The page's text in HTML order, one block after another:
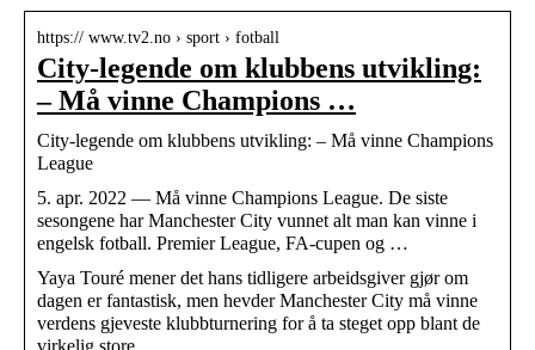
https:// www.tv2.no › sport › fotball
City-legende om klubbens utvikling:
– Må vinne Champions …
City-legende om klubbens utvikling: – Må vinne Champions
League
5. apr. 2022 — Må vinne Champions League. De siste
sesongene har Manchester City vunnet alt man kan vinne i
engelsk fotball. Premier League, FA-cupen og …
Yaya Touré mener det hans tidligere arbeidsgiver gjør om
dagen er fantastisk, men hevder Manchester City må vinne
verdens gjeveste klubbturnering for å ta steget opp blant de
virkelig store.